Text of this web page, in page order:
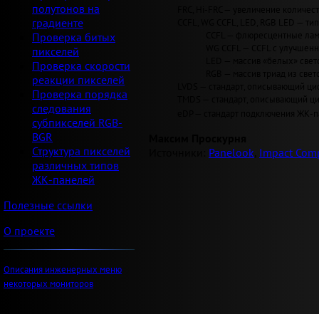
полутонов на
градиенте
Проверка битых
пикселей
Проверка скорости
реакции пикселей
Проверка порядка
следования
субпикселей RGB-
BGR
Структура пикселей
различных типов
ЖК-панелей
Полезные ссылки
О проекте
Описания инженерных меню
некоторых мониторов
FRC, Hi-FRC — увеличение
CCFL, WG CCFL, LED, RGB LED
CCFL — флюресцентные
WG CCFL — CCFL с
LED — массив «белых»
RGB — массив триад из
LVDS — стандарт, описывающий
TMDS — стандарт, описывающий
eDP — стандарт подключения
Panelook Impact